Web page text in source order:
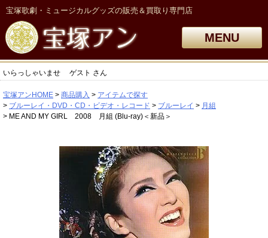
宝塚歌劇・ミュージカルグッズの販売＆買取り専門店
MENU
いらっしゃいませ ゲスト さん
宝塚アンHOME 商品購入
アイテムで探す
ブルーレイ・DVD・CD・ビデオ・レコード
ブルーレイ
月組
ME AND MY GIRL 2008 月組 (Blu-ray)＜新品＞